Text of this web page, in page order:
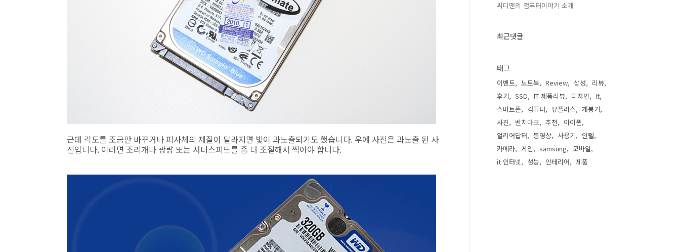
근데 각도를 조금만 바꾸거나 피사체의 제질이 달라지면 빛이 과노출되기도 했습니다. 우에 사진은 과노출 된 사
진입니다. 이러면 조리개나 광량 또는 셔터스피드를 좀 더 조절해서 찍어야 합니다.
씨디맨의 컴퓨터이야기 소개
최근댓글
태그
이벤트 노트북 Review 삼성
리뷰
후기
SSD IT 제품리뷰 디자인
It
스마트폰
컴퓨터 유플러스
개봉기
사진
벤치마크 추천
아이폰
얼리어답터
동영상 사용기
인텔
카메라
게임 samsung
모바일
it 인터넷
성능 인테리어 제품